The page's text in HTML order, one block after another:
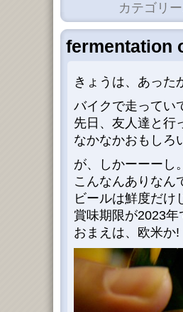
カテゴリ
fermentation
きょうは、あった
バイクで走ってい
先日、友人達と行
なかなかおもしろ
が、しかーーーし。
こんなんありなん
ビールは鮮度だけ
賞味期限が2023年
おまえは、欧米か